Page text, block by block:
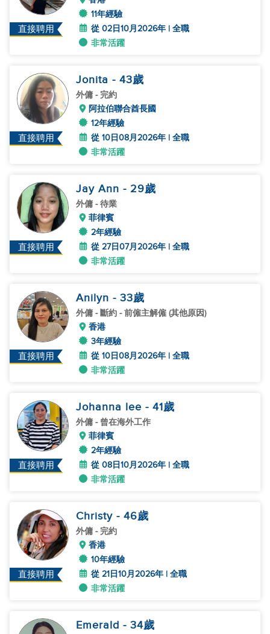
直接聘用
11年經驗
從 02日10月2026年 | 全職
非常活躍
直接聘用
Jonita - 43歲
外傭 - 完約
阿拉伯聯合酋長國
12年經驗
從 10日08月2026年 | 全職
非常活躍
直接聘用
Jay Ann - 29歲
外傭 - 待業
菲律賓
2年經驗
從 27日07月2026年 | 全職
非常活躍
直接聘用
Anilyn - 33歲
外傭 - 斷約 - 前僱主解僱 (其他原因)
香港
3年經驗
從 10日08月2026年 | 全職
非常活躍
直接聘用
Johanna lee - 41歲
外傭 - 曾在海外工作
菲律賓
2年經驗
從 08日10月2026年 | 全職
非常活躍
直接聘用
Christy - 46歲
外傭 - 完約
香港
10年經驗
從 21日10月2026年 | 全職
非常活躍
Emerald - 34歲